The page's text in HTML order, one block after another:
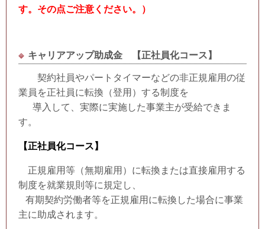
す。その点ご注意ください。）
キャリアアップ助成金 【正社員化コース】
契約社員やパートタイマーなどの非正規雇用の従
業員を正社員に転換（登用）する制度を
導入して、実際に実施した事業主が受給できま
す。
【正社員化コース】
正規雇用等（無期雇用）に転換または直接雇用する
制度を就業規則等に規定し、
有期契約労働者等を正規雇用に転換した場合に事業
主に助成されます。